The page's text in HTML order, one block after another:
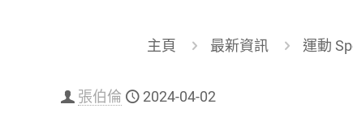
主頁 最新資訊 運動
張伯倫 2024-04-02